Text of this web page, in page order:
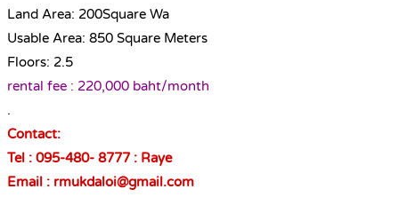
Land Area: 200Square Wa
Usable Area: 850 Square Meters
Floors: 2.5
rental fee : 220,000 baht/month
.
Contact:
Tel : 095-480- 8777 : Raye
Email : rmukdaloi@gmail.com